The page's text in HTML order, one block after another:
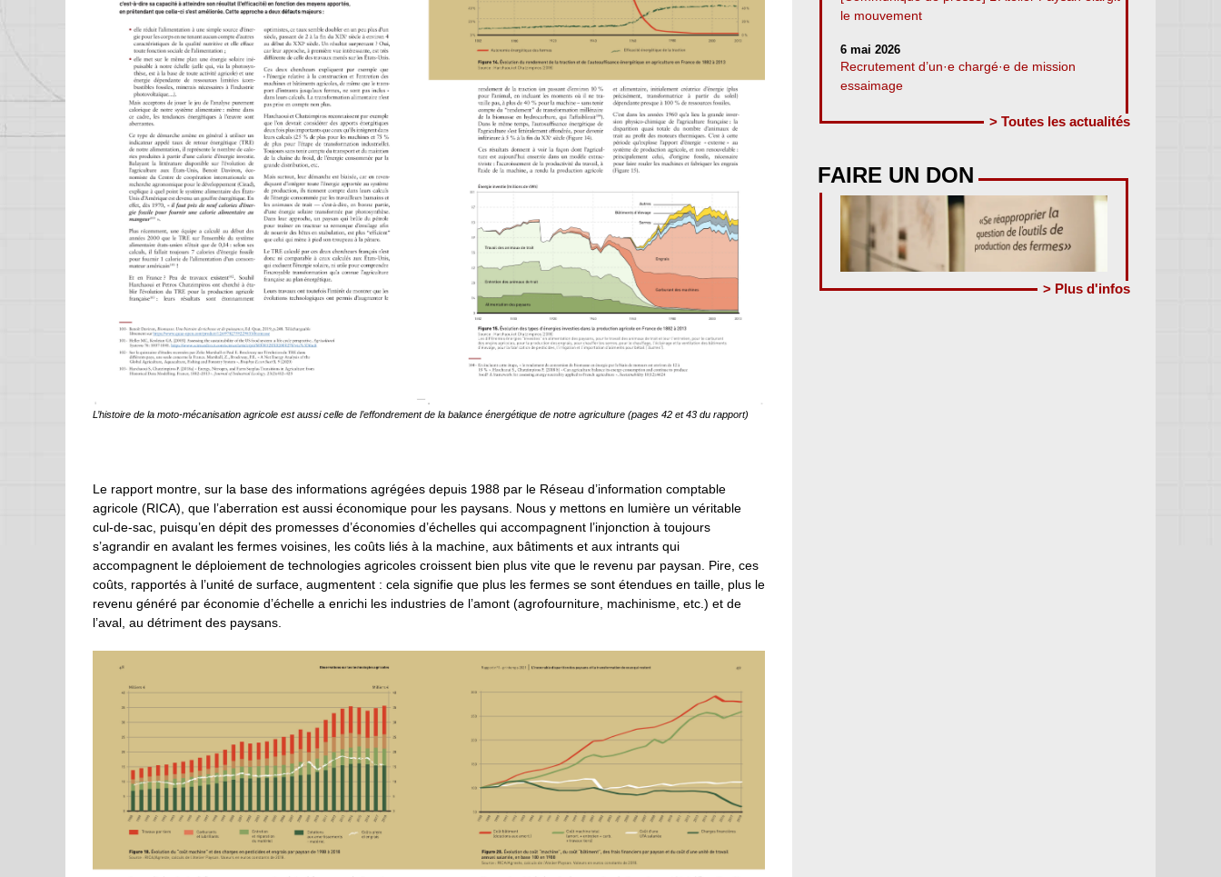
L’histoire de la moto-mécanisation agricole est aussi celle de l’effondrement de la balance énergétique de notre agriculture (pages 42 et 43 du rapport)
Le rapport montre, sur la base des informations agrégées depuis 1988 par le Réseau d’information comptable
agricole (RICA), que l’aberration est aussi économique pour les paysans. Nous y mettons en lumière un véritable
cul-de-sac, puisqu’en dépit des promesses d’économies d’échelles qui accompagnent l’injonction à toujours
s’agrandir en avalant les fermes voisines, les coûts liés à la machine, aux bâtiments et aux intrants qui
accompagnent le déploiement de technologies agricoles croissent bien plus vite que le revenu par paysan. Pire, ces
coûts, rapportés à l’unité de surface, augmentent : cela signifie que plus les fermes se sont étendues en taille, plus le
revenu généré par économie d’échelle a enrichi les industries de l’amont (agrofourniture, machinisme, etc.) et de
l’aval, au détriment des paysans.
le mouvement
6 mai 2026
Recrutement d’un·e chargé·e de mission
essaimage
> Toutes les actualités
FAIRE UN DON
> Plus d'infos